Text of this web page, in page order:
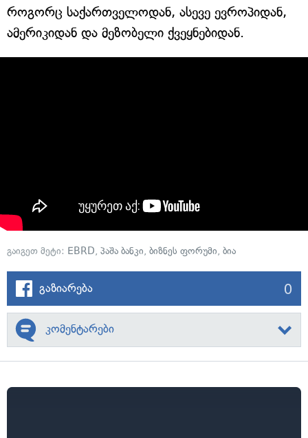
როგორც საქართველოდან, ასევე ევროპიდან,
ამერიკიდან და მეზობელი ქვეყნებიდან.
გაიგეთ მეტი: EBRD, პაშა ბანკი, ბიზნეს ფორუმი, ბია
გაზიარება 0
კომენტარები